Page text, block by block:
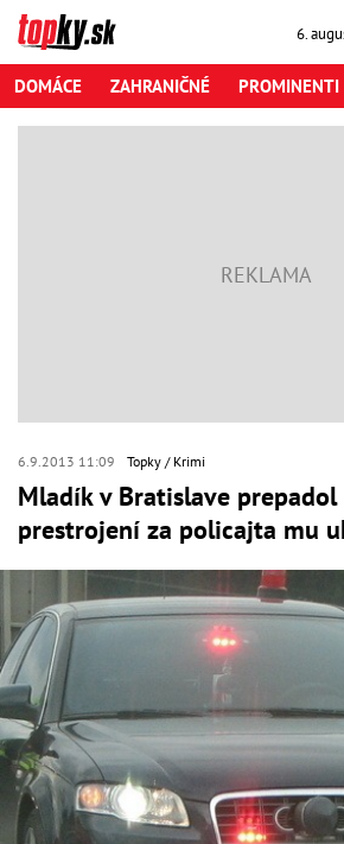
6.
DOMÁCE ZAHRANIČNÉ PROMINENTI
6.9.2013 11:09 Topky Krimi
Mladík v Bratislave prepadol
prestrojení za policajta mu